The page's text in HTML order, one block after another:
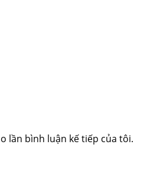
lần bình luận kế tiếp của tôi.